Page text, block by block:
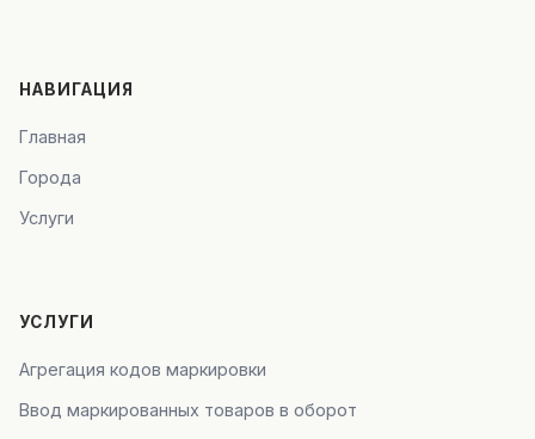
НАВИГАЦИЯ
Главная
Города
Услуги
УСЛУГИ
Агрегация кодов маркировки
Ввод маркированных товаров в оборот